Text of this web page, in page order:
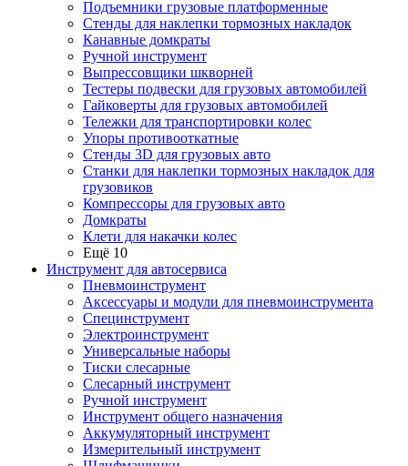
Подъемники грузовые платформенные
Стенды для наклепки тормозных накладок
Канавные домкраты
Ручной инструмент
Выпрессовщики шкворней
Тестеры подвески для грузовых автомобилей
Гайковерты для грузовых автомобилей
Тележки для транспортировки колес
Упоры противооткатные
Стенды 3D для грузовых авто
Станки для наклепки тормозных накладок для
грузовиков
Компрессоры для грузовых авто
Домкраты
Клети для накачки колес
Ещё 10
Инструмент для автосервиса
Пневмоинструмент
Аксессуары и модули для пневмоинструмента
Специнструмент
Электроинструмент
Универсальные наборы
Тиски слесарные
Слесарный инструмент
Ручной инструмент
Инструмент общего назначения
Аккумуляторный инструмент
Измерительный инструмент